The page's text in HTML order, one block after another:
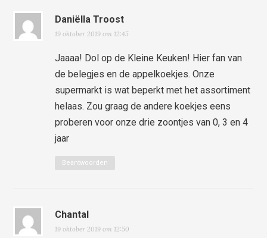
Daniëlla Troost
19 oktober 2019 om 12:45
Jaaaa! Dol op de Kleine Keuken! Hier fan van
de belegjes en de appelkoekjes. Onze
supermarkt is wat beperkt met het assortiment
helaas. Zou graag de andere koekjes eens
proberen voor onze drie zoontjes van 0, 3 en 4
jaar
Beantwoorden
Chantal
19 oktober 2019 om 12:50